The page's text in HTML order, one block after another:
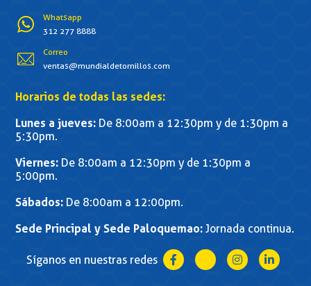
Whatsapp
312 277 8888
Correo
ventas@mundialdetornillos.com
Horarios de todas las sedes:
Lunes a jueves: De 8:00am a 12:30pm y de 1:30pm a
5:30pm.
Viernes: De 8:00am a 12:30pm y de 1:30pm a
5:00pm.
Sábados: De 8:00am a 12:00pm.
Sede Principal y Sede Paloquemao: Jornada continua.
Síganos en nuestras redes